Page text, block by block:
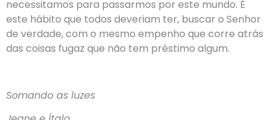
necessitamos para passarmos por este mundo. É
este hábito que todos deveriam ter, buscar o Senhor
de verdade, com o mesmo empenho que corre atrás
das coisas fugaz que não tem préstimo algum.
Somando as luzes